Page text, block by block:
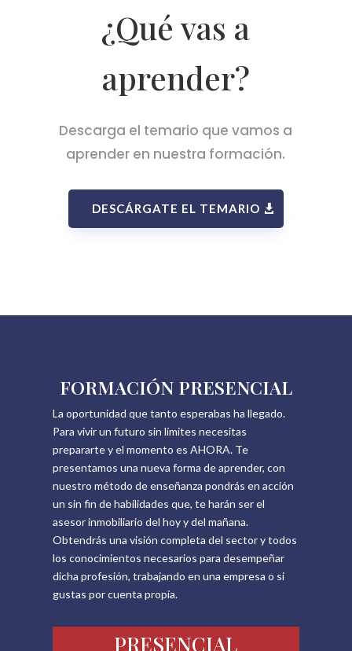
¿Qué vas a
aprender?
Descarga el temario que vamos a
aprender en nuestra formación.
DESCÁRGATE EL TEMARIO
FORMACIÓN PRESENCIAL
La oportunidad que tanto esperabas ha llegado.
Para vivir un futuro sin límites necesitas
prepararte y el momento es AHORA. Te
presentamos una nueva forma de aprender, con
nuestro método de enseñanza pondrás en acción
un sin fin de habilidades que, te harán ser el
asesor inmobiliario del hoy y del mañana.
Obtendrás una visión completa del sector y todos
los conocimientos necesarios para desempeñar
dicha profesión, trabajando en una empresa o si
gustas por cuenta propia.
PRESENCIAL